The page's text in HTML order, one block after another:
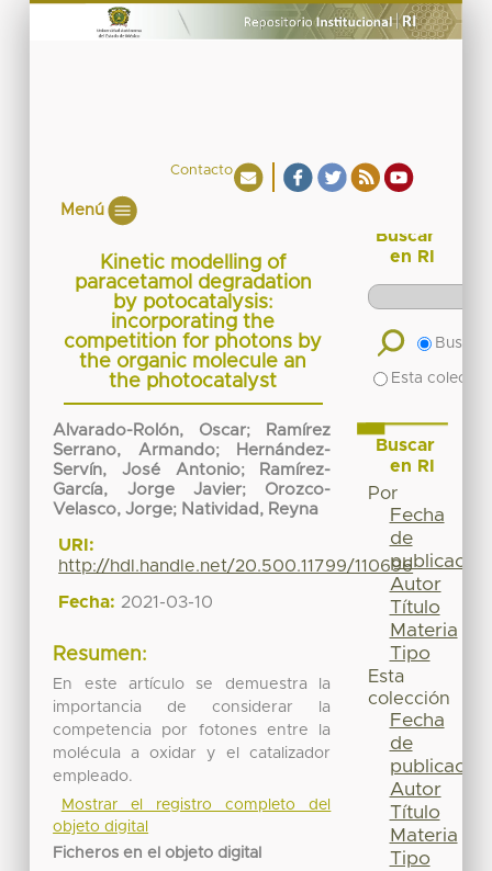
Contacto
Menú
Kinetic modelling of
paracetamol degradation
by potocatalysis:
incorporating the
competition for photons by
the organic molecule an
the photocatalyst
Alvarado-Rolón, Oscar;
Ramírez
Serrano, Armando;
Hernández-
Servín, José Antonio;
Ramírez-
García, Jorge Javier; Orozco-
Velasco, Jorge; Natividad, Reyna
URI:
http://hdl.handle.net/20.500.11799/110696
Fecha: 2021-03-10
Resumen:
En este artículo se demuestra la
importancia de considerar la
competencia por fotones entre la
molécula a oxidar y el catalizador
empleado.
Mostrar el registro completo del
objeto digital
Ficheros en el objeto digital
Buscar
en RI
Buscar
Esta
Buscar
en RI
Por
Fecha
de
publicación
Autor
Título
Materia
Tipo
Esta
colección
Fecha
de
publicación
Autor
Título
Materia
Tipo